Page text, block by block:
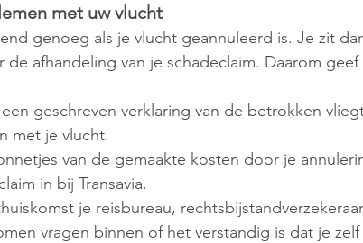
met uw vlucht
genoeg als je vlucht geannuleerd is. Je zit
afhandeling van je schadeclaim. Daarom geef
geschreven verklaring van de betrokken
met je vlucht.
van de gemaakte kosten door je
in bij Transavia.
je reisbureau,
vragen binnen of het verstandig is dat je